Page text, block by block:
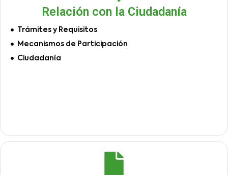
Relación con la Ciudadanía
Trámites y Requisitos
Mecanismos de Participación
Ciudadanía